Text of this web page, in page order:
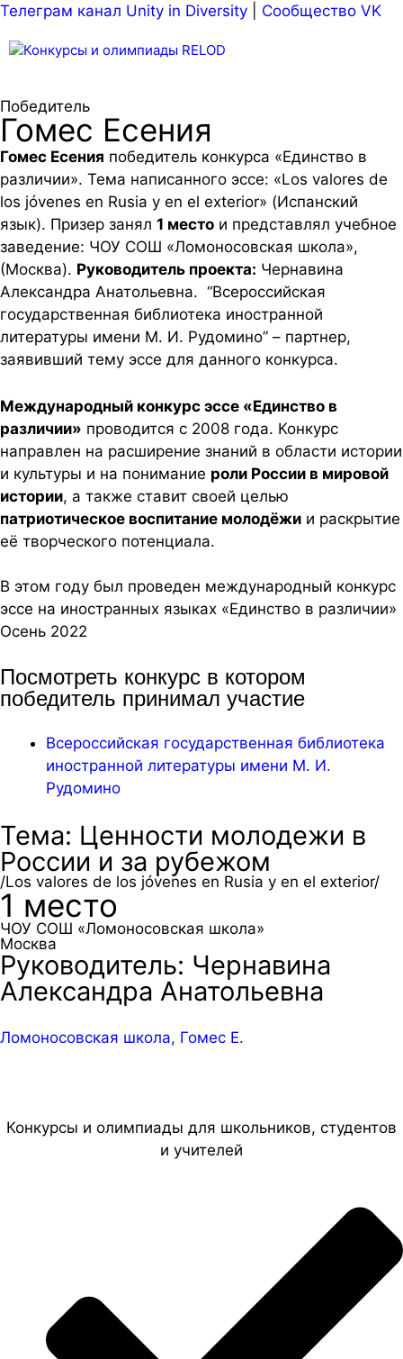
Телеграм канал Unity in Diversity Сообщество VK
Победитель
Гомес Есения
Гомес Есения победитель конкурса «Единство в
различии». Тема написанного эссе: «Los valores de
los jóvenes en Rusia y en el exterior» (Испанский
язык). Призер занял 1 место и представлял учебное
заведение: ЧОУ СОШ «Ломоносовская школа»,
(Москва). Руководитель проекта: Чернавина
Александра Анатольевна. “Всероссийская
государственная библиотека иностранной
литературы имени М. И. Рудомино” – партнер,
заявивший тему эссе для данного конкурса.
Международный конкурс эссе «Единство в
различии» проводится с 2008 года. Конкурс
направлен на расширение знаний в области истории
и культуры и на понимание роли России в мировой
истории, а также ставит своей целью
патриотическое воспитание молодёжи и раскрытие
её творческого потенциала.
В этом году был проведен международный конкурс
эссе на иностранных языках «Единство в различии»
Осень 2022
Посмотреть конкурс в котором
победитель принимал участие
Всероссийская государственная библиотека
иностранной литературы имени М. И.
Рудомино
Тема: Ценности молодежи в
России и за рубежом
/Los valores de los jóvenes en Rusia y en el exterior/
1 место
ЧОУ СОШ «Ломоносовская школа»
Москва
Руководитель: Чернавина
Александра Анатольевна
Ломоносовская школа, Гомес Е.
Конкурсы и олимпиады для школьников, студентов
и учителей